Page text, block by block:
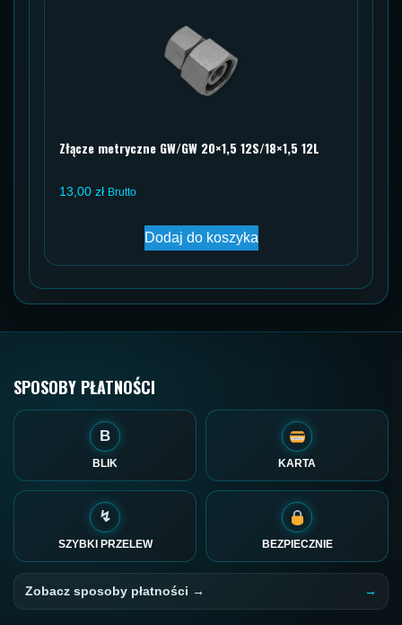
Złącze metryczne GW/GW 20×1,5 12S/18×1,5 12L
13,00 zł Brutto
Dodaj do koszyka
SPOSOBY PŁATNOŚCI
B
BLIK KARTA
↯
SZYBKI PRZELEW BEZPIECZNIE
Zobacz sposoby płatności →